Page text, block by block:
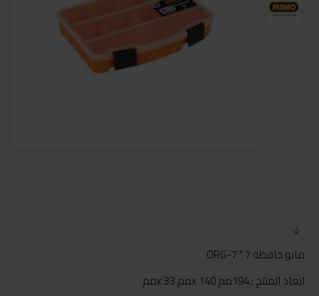
مانو حافظة 7 " ORG-7
ابعاد المنتج : 194مم x 140مم x 33مم